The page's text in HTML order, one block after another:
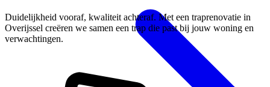
Duidelijkheid vooraf, kwaliteit achteraf. Met een traprenovatie in
Overijssel creëren we samen een trap die past bij jouw woning en
verwachtingen.